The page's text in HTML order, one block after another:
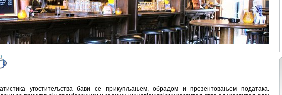
угоститељства бави се прикупљањем, обрадом и презентовањем података.